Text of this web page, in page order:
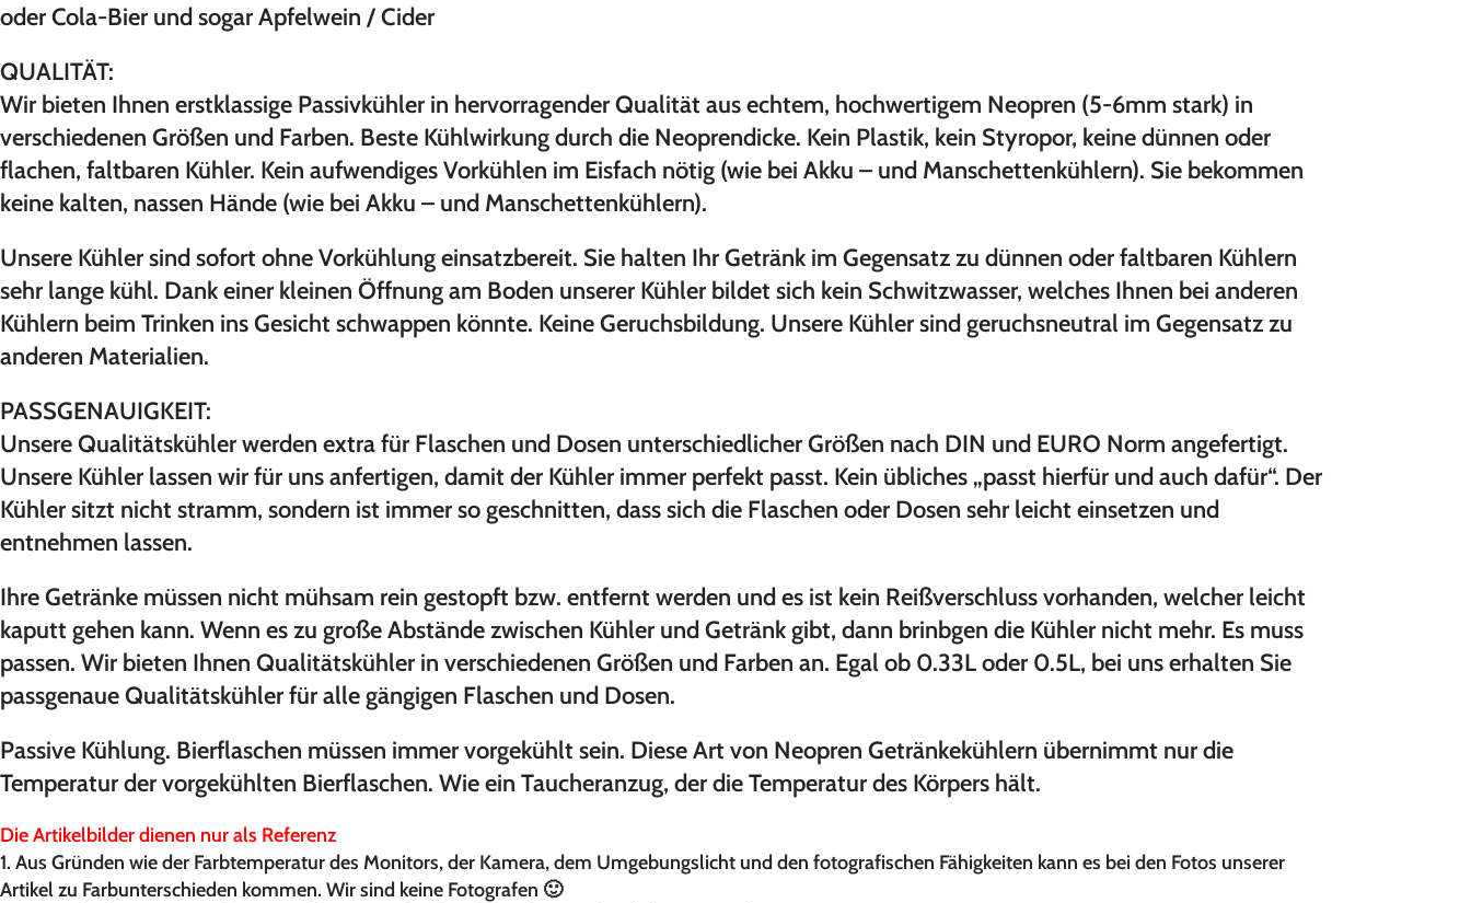
oder Cola-Bier und sogar Apfelwein / Cider
QUALITÄT:
Wir bieten Ihnen erstklassige Passivkühler in hervorragender Qualität aus echtem, hochwertigem Neopren (5-6mm stark) in
verschiedenen Größen und Farben. Beste Kühlwirkung durch die Neoprendicke. Kein Plastik, kein Styropor, keine dünnen oder
flachen, faltbaren Kühler. Kein aufwendiges Vorkühlen im Eisfach nötig (wie bei Akku – und Manschettenkühlern). Sie bekommen
keine kalten, nassen Hände (wie bei Akku – und Manschettenkühlern).
Unsere Kühler sind sofort ohne Vorkühlung einsatzbereit. Sie halten Ihr Getränk im Gegensatz zu dünnen oder faltbaren Kühlern
sehr lange kühl. Dank einer kleinen Öffnung am Boden unserer Kühler bildet sich kein Schwitzwasser, welches Ihnen bei anderen
Kühlern beim Trinken ins Gesicht schwappen könnte. Keine Geruchsbildung. Unsere Kühler sind geruchsneutral im Gegensatz zu
anderen Materialien.
PASSGENAUIGKEIT:
Unsere Qualitätskühler werden extra für Flaschen und Dosen unterschiedlicher Größen nach DIN und EURO Norm angefertigt.
Unsere Kühler lassen wir für uns anfertigen, damit der Kühler immer perfekt passt. Kein übliches „passt hierfür und auch dafür“. Der
Kühler sitzt nicht stramm, sondern ist immer so geschnitten, dass sich die Flaschen oder Dosen sehr leicht einsetzen und
entnehmen lassen.
Ihre Getränke müssen nicht mühsam rein gestopft bzw. entfernt werden und es ist kein Reißverschluss vorhanden, welcher leicht
kaputt gehen kann. Wenn es zu große Abstände zwischen Kühler und Getränk gibt, dann brinbgen die Kühler nicht mehr. Es muss
passen. Wir bieten Ihnen Qualitätskühler in verschiedenen Größen und Farben an. Egal ob 0.33L oder 0.5L, bei uns erhalten Sie
passgenaue Qualitätskühler für alle gängigen Flaschen und Dosen.
Passive Kühlung. Bierflaschen müssen immer vorgekühlt sein. Diese Art von Neopren Getränkekühlern übernimmt nur die
Temperatur der vorgekühlten Bierflaschen. Wie ein Taucheranzug, der die Temperatur des Körpers hält.
Die Artikelbilder dienen nur als Referenz
1. Aus Gründen wie der Farbtemperatur des Monitors, der Kamera, dem Umgebungslicht und den fotografischen Fähigkeiten kann es bei den Fotos unserer
Artikel zu Farbunterschieden kommen. Wir sind keine Fotografen 🙂